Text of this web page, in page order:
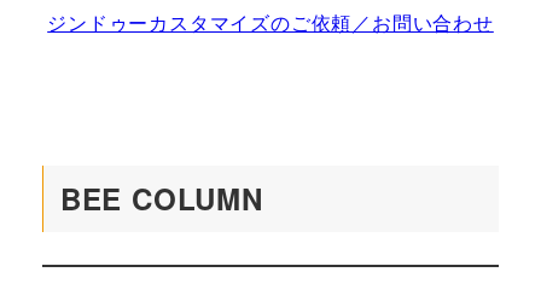
ジンドゥーカスタマイズのご依頼／お問い合わせ
BEE COLUMN